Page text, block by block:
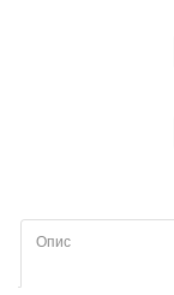
Опис